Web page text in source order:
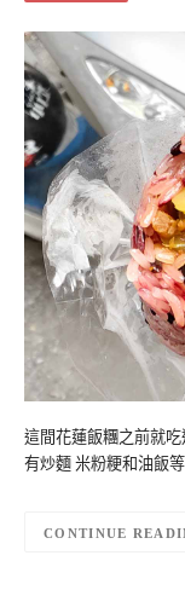
這間花蓮飯糰之前就
有炒麵 米粉粳和油飯
CONTINUE